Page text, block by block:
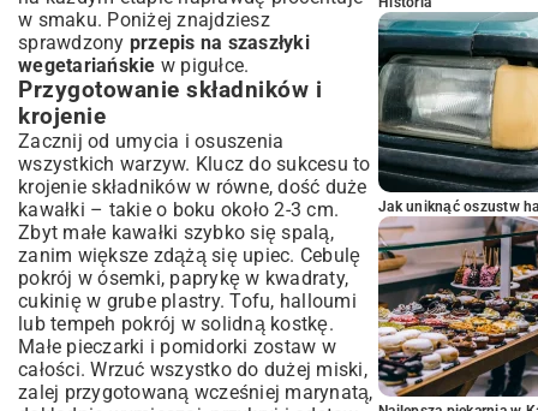
w smaku. Poniżej znajdziesz
sprawdzony przepis na szaszłyki
wegetariańskie w pigułce.
Przygotowanie składników i
krojenie
Zacznij od umycia i osuszenia
wszystkich warzyw. Klucz do sukcesu to
krojenie składników w równe, dość duże
kawałki – takie o boku około 2-3 cm.
Zbyt małe kawałki szybko się spalą,
zanim większe zdążą się upiec. Cebulę
pokrój w ósemki, paprykę w kwadraty,
cukinię w grube plastry. Tofu, halloumi
lub tempeh pokrój w solidną kostkę.
Małe pieczarki i pomidorki zostaw w
całości. Wrzuć wszystko do dużej miski,
zalej przygotowaną wcześniej marynatą,
Jak uniknąć oszustw